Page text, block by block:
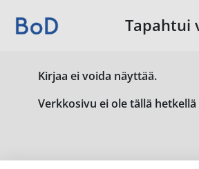
Tapahtui
Kirjaa ei voida näyttää.
Verkkosivu ei ole tällä